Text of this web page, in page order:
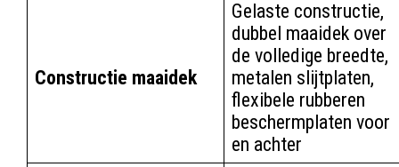
Constructie maaidek
Gelaste constructie,
dubbel maaidek over
de volledige breedte,
metalen slijtplaten,
flexibele rubberen
beschermplaten voor
en achter